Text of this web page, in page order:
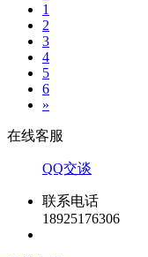
1
2
3
4
5
6
»
在线客服
QQ交谈
联系电话
18925176306